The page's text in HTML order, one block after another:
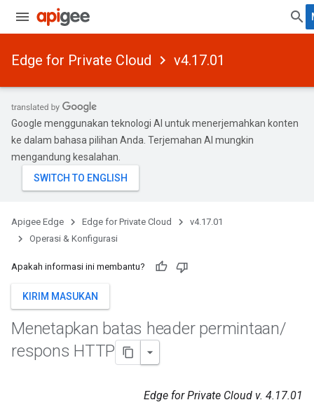
Edge for Private Cloud v4.17.01
Google menggunakan teknologi AI untuk menerjemahkan konten
ke dalam bahasa pilihan Anda. Terjemahan AI mungkin
mengandung kesalahan.
Apigee Edge Edge for Private Cloud
v4.17.01
Operasi & Konfigurasi
Apakah informasi ini membantu?
KIRIM MASUKAN
Menetapkan batas header permintaan/
respons HTTP
Edge for Private Cloud v. 4.17.01